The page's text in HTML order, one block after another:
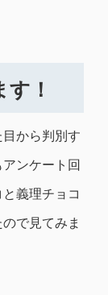
！
から判別す
ンケート回
義理チョコ
で見てみま